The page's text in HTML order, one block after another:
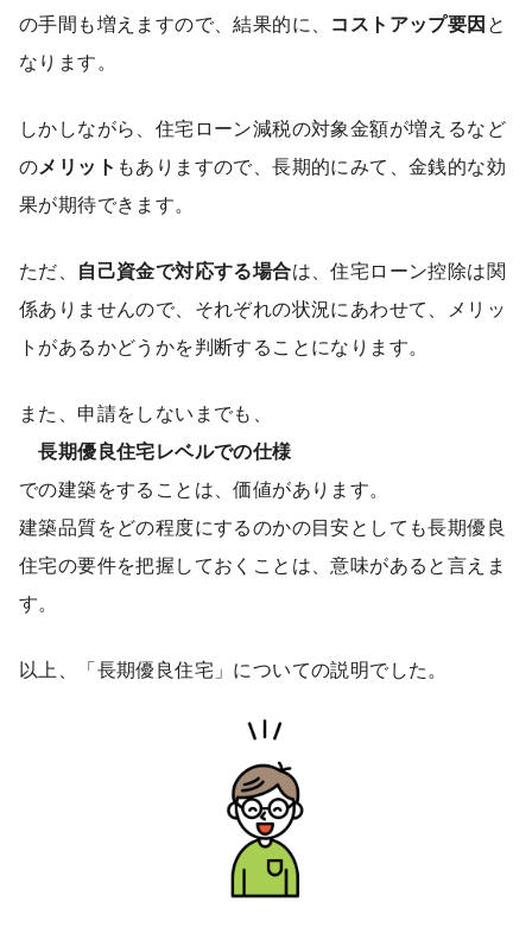
の手間も増えますので、結果的に、 コストアップ要因と
なります。
しかしながら、住宅ローン減税の対象金額が増えるなど
のメリット もありますので、長期的にみて、金銭的な効
果が期待できます。
ただ、 自己資金で対応する場合は、住宅ローン控除は関
係ありませんので、それぞれの状況にあわせて、メリッ
トがあるかどうかを判断することになります。
また、申請をしないまでも、
長期優良住宅レベルでの仕様
での建築をすることは、価値があります。
建築品質をどの程度にするのかの目安としても長期優良
住宅の要件を把握しておくことは、意味があると言えま
す。
以上、「長期優良住宅」についての説明でした。